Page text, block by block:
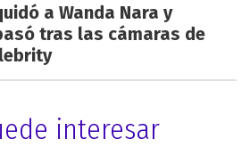
a Wanda Nara y
tras las cámaras de
interesar